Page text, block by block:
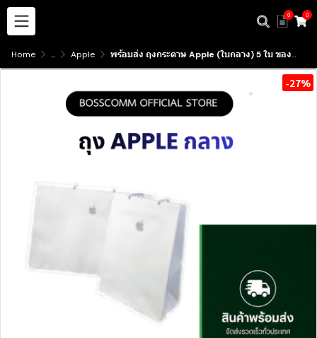
0 0
Home ... Apple พร้อมส่ง ถุงกระดาษ Apple (ใบกลาง) 5 ใบ ของแท้ จากศูนย์ Apple มีบริการรับสินค้าหน้าร้าน
-27%